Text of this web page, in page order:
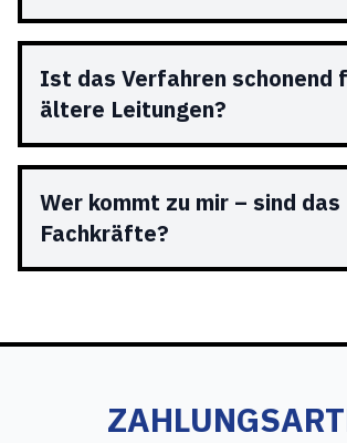
Ist das Verfahren schonend
ältere Leitungen?
Wer kommt zu mir – sind das
Fachkräfte?